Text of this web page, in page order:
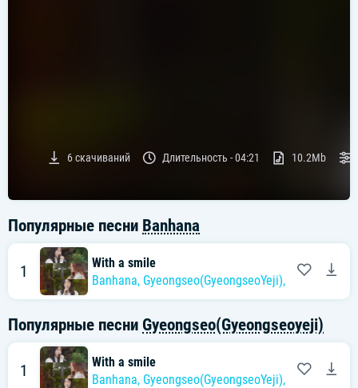
6скачиваний Длительность -04:21 10.2Mb
Популярные песни Banhana
1
With a smile
Banhana, Gyeongseo(GyeongseoYeji), 2NB
Популярные песни Gyeongseo(Gyeongseoyeji)
1
With a smile
Banhana, Gyeongseo(GyeongseoYeji), 2NB